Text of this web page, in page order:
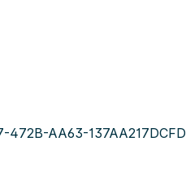
472B-AA63-137AA217DCFD